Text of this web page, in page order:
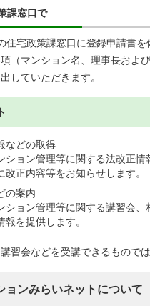
課窓口で
住宅政策課窓口に登録申請書を
（マンション名、理事長およ
していただきます。
などの取得
ション管理等に関する法改正
改正内容等をお知らせします。
の案内
ション管理等に関する講習会
報を提供します。
習会などを受講できるものでは
ョンみらいネットについて